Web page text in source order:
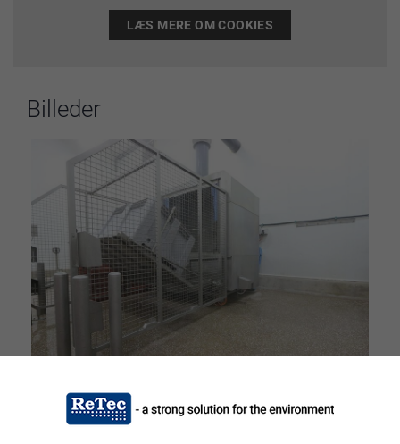
LÆS MERE OM COOKIES
Billeder